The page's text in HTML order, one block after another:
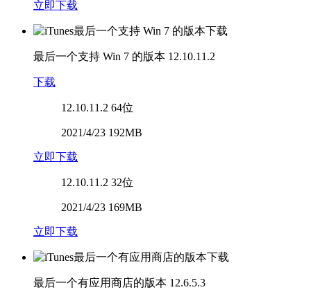
立即下载
最后一个支持 Win 7 的版本 12.10.11.2
下载
12.10.11.2 64位
2021/4/23 192MB
立即下载
12.10.11.2 32位
2021/4/23 169MB
立即下载
最后一个有应用商店的版本 12.6.5.3